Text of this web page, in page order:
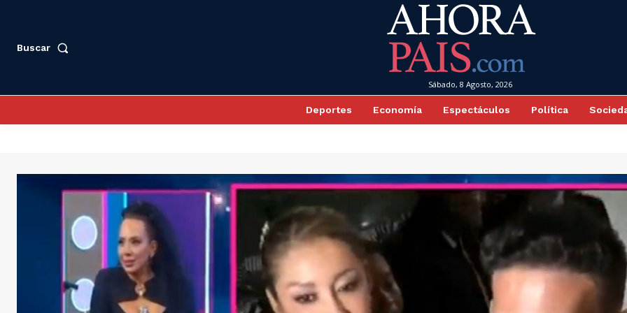
Buscar
Sábado, 8 Agosto, 2026
Deportes Economía Espectáculos Política